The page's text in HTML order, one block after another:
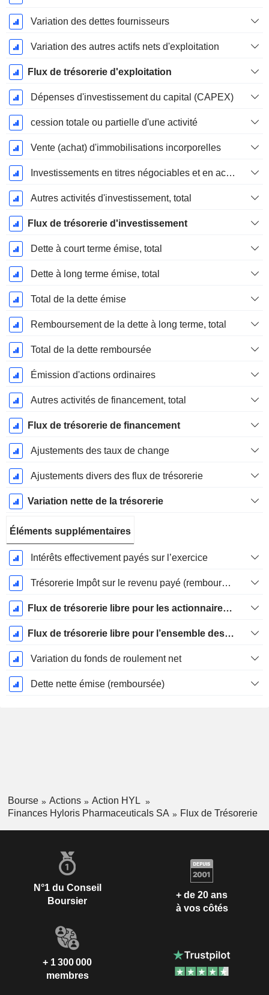
Variation des dettes fournisseurs
Variation des autres actifs nets d'exploitation
Flux de trésorerie d'exploitation
Dépenses d'investissement du capital (CAPEX)
cession totale ou partielle d'une activité
Vente (achat) d'immobilisations incorporelles
Investissements en titres négociables et en actions, total
Autres activités d'investissement, total
Flux de trésorerie d'investissement
Dette à court terme émise, total
Dette à long terme émise, total
Total de la dette émise
Remboursement de la dette à long terme, total
Total de la dette remboursée
Émission d'actions ordinaires
Autres activités de financement, total
Flux de trésorerie de financement
Ajustements des taux de change
Ajustements divers des flux de trésorerie
Variation nette de la trésorerie
Éléments supplémentaires
Intérêts effectivement payés sur l’exercice
Trésorerie Impôt sur le revenu payé (remboursement)Impôt effectivement payé (remboursé) sur l’exercice
Flux de trésorerie libre pour les actionnaires FCFE
Flux de trésorerie libre pour l’ensemble des pourvoyeurs de fonds (créanciers et actionnaires) FCFF
Variation du fonds de roulement net
Dette nette émise (remboursée)
Bourse Actions
Action HYL
Finances Hyloris Pharmaceuticals SA
Flux de Trésorerie
N°1 du Conseil
Boursier
+ de 20 ans
à vos côtés
+ 1 300 000
membres